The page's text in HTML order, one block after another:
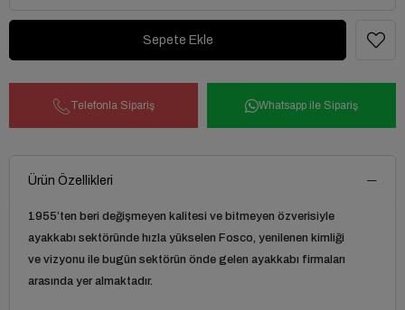
Telefonla Sipariş Whatsapp ile Sipariş
Ürün Özellikleri
1955’ten beri değişmeyen kalitesi ve bitmeyen özverisiyle
ayakkabı sektöründe hızla yükselen Fosco, yenilenen kimliği
ve vizyonu ile bugün sektörün önde gelen ayakkabı firmaları
arasında yer almaktadır.